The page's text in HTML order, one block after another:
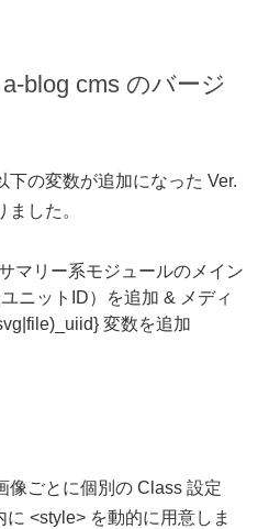
blog cms のバージ
下の変数が追加になった Ver.
した。
マリー系モジュールのメイン
ニットID）を追加 & メディ
変数を追加
像ごとに個別の Class 設定
<style> を動的に用意しま